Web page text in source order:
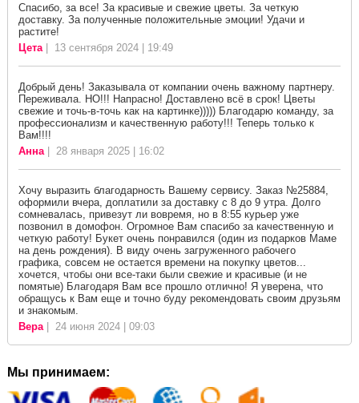
Спасибо, за все! За красивые и свежие цветы. За четкую
доставку. За полученные положительные эмоции! Удачи и
растите!
Цета| 13 сентября 2024 | 19:49
Добрый день! Заказывала от компании очень важному партнеру.
Переживала. НО!!! Напрасно! Доставлено всё в срок! Цветы
свежие и точь-в-точь как на картинке))))) Благодарю команду, за
профессионализм и качественную работу!!! Теперь только к
Вам!!!!
Анна| 28 января 2025 | 16:02
Хочу выразить благодарность Вашему сервису. Заказ №25884,
оформили вчера, доплатили за доставку с 8 до 9 утра. Долго
сомневалась, привезут ли вовремя, но в 8:55 курьер уже
позвонил в домофон. Огромное Вам спасибо за качественную и
четкую работу! Букет очень понравился (один из подарков Маме
на день рождения). В виду очень загруженного рабочего
графика, совсем не остается времени на покупку цветов...
хочется, чтобы они все-таки были свежие и красивые (и не
помятые) Благодаря Вам все прошло отлично! Я уверена, что
обращусь к Вам еще и точно буду рекомендовать своим друзьям
и знакомым.
Вера| 24 июня 2024 | 09:03
Мы принимаем: